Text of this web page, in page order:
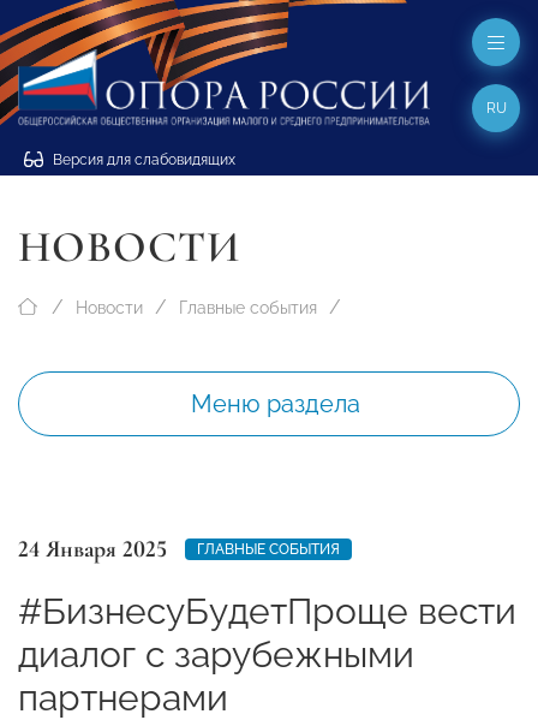
Версия для слабовидящих
RU
НОВОСТИ
Новости Главные события
Меню раздела
24 Января 2025 ГЛАВНЫЕ СОБЫТИЯ
#БизнесуБудетПроще вести
диалог с зарубежными
партнерами